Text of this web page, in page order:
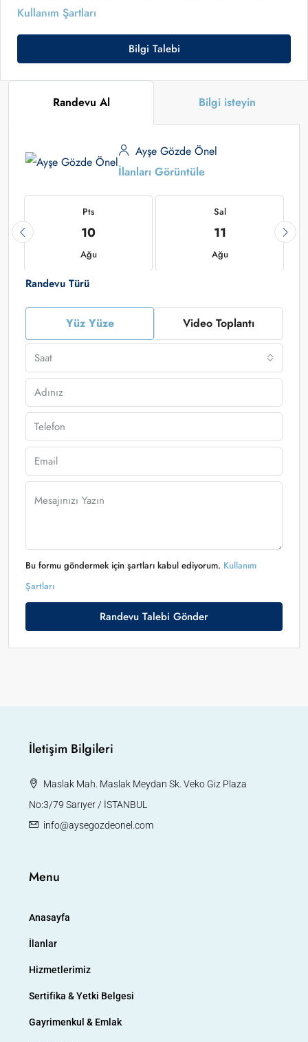
Kullanım Şartları
Bilgi Talebi
Randevu Al Bilgi isteyin
Ayşe Gözde Önel
İlanları Görüntüle
Pts
10
Ağu
Sal
11
Ağu
Randevu Türü
Yüz Yüze Video Toplantı
Saat
Bu formu göndermek için şartları kabul ediyorum. Kullanım
Şartları
Randevu Talebi Gönder
İletişim Bilgileri
Maslak Mah. Maslak Meydan Sk. Veko Giz Plaza
No:3/79 Sarıyer / İSTANBUL
info@aysegozdeonel.com
Menu
Anasayfa
İlanlar
Hizmetlerimiz
Sertifika & Yetki Belgesi
Gayrimenkul & Emlak